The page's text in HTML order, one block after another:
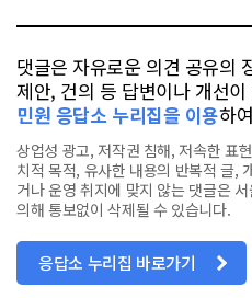
댓글은 자유로운 의견 공유의
제안, 건의 등 답변이나 개선
민원 응답소 누리집을 이용하
상업성 광고, 저작권 침해, 저속한 표
치적 목적, 유사한 내용의 반복적 글,
거나 운영 취지에 맞지 않는 댓글은
의해 통보없이 삭제될 수 있습니다.
응답소 누리집 바로가기